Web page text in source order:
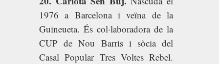
1976 a Barcelona i veïna de la
Guineueta. És col·laboradora de la
CUP de Nou Barris i sòcia del
Casal Popular Tres Voltes Rebel.